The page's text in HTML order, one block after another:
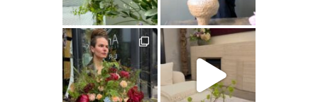
artishokflow artishokflow